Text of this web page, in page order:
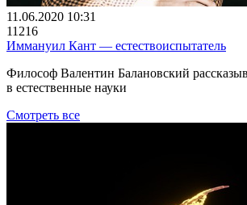
11.06.2020 10:31
11216
Иммануил Кант — естествоиспытатель
Философ Валентин Балановский
в естественные науки
Смотреть все